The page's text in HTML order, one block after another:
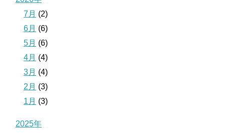
7月 (2)
6月 (6)
5月 (6)
4月 (4)
3月 (4)
2月 (3)
1月 (3)
2025年